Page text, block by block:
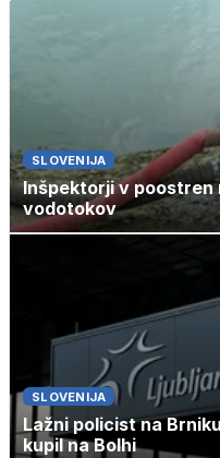
SLOVENIJA
Inšpektorji v poostren
vodotokov
SLOVENIJA
Lažni policist na
kupil na Bolhi